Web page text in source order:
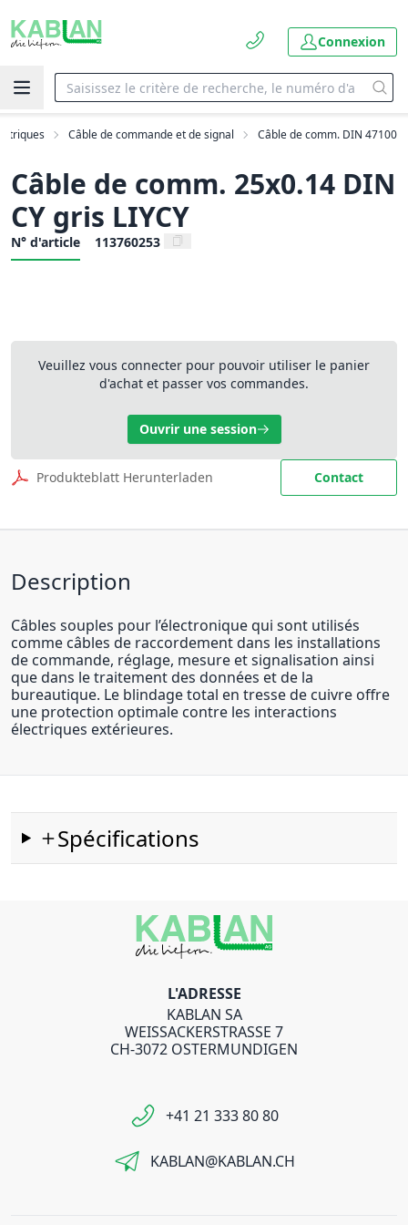
Connexion
Câble de commande et de signal Câble de comm. DIN 47100
Câble de comm. 25x0.14 DIN
CY gris LIYCY
N° d'article 113760253
Veuillez vous connecter pour pouvoir utiliser le panier
d'achat et passer vos commandes.
Ouvrir une session
Produkteblatt Herunterladen Contact
Description
Câbles souples pour l’électronique qui sont utilisés
comme câbles de raccordement dans les installations
de commande, réglage, mesure et signalisation ainsi
que dans le traitement des données et de la
bureautique. Le blindage total en tresse de cuivre offre
une protection optimale contre les interactions
électriques extérieures.
Spécifications
L'ADRESSE
KABLAN SA
WEISSACKERSTRASSE 7
CH-3072 OSTERMUNDIGEN
+41 21 333 80 80
KABLAN@KABLAN.CH